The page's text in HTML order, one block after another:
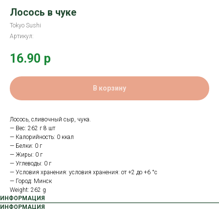
Лосось в чуке
Tokyo Sushi
Артикул:
16.90 р
В корзину
Лосось, сливочный сыр, чука.
— Вес: 262 г 8 шт
— Калорийность: 0 ккал
— Белки: 0 г
— Жиры: 0 г
— Углеводы: 0 г
— Условия хранения: условия хранения: от +2 до +6 °с
— Город: Минск
Weight: 262 g
ИНФОРМАЦИЯ
ИНФОРМАЦИЯ